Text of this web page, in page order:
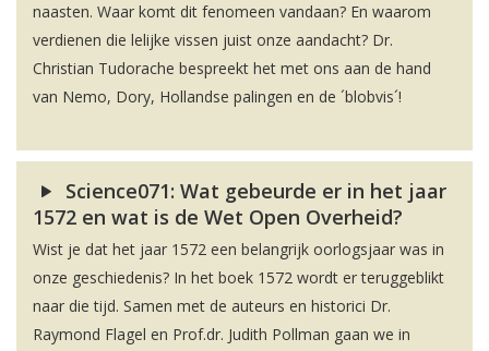
naasten. Waar komt dit fenomeen vandaan? En waarom
verdienen die lelijke vissen juist onze aandacht? Dr.
Christian Tudorache bespreekt het met ons aan de hand
van Nemo, Dory, Hollandse palingen en de ´blobvis´!
Science071: Wat gebeurde er in het jaar
1572 en wat is de Wet Open Overheid?
Wist je dat het jaar 1572 een belangrijk oorlogsjaar was in
onze geschiedenis? In het boek 1572 wordt er teruggeblikt
naar die tijd. Samen met de auteurs en historici Dr.
Raymond Flagel en Prof.dr. Judith Pollman gaan we in